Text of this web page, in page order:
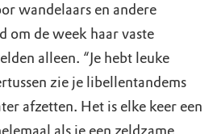
wandelaars en andere
om de week haar vaste
alleen. “Je hebt leuke
zie je libellentandems
afzetten. Het is elke keer een